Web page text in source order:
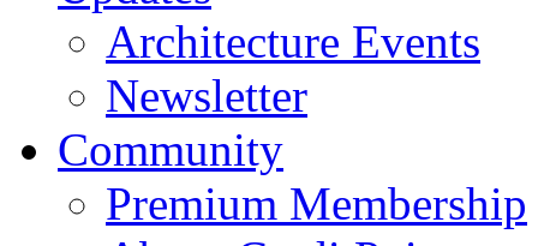
Architecture Events
Newsletter
Community
Premium Membership